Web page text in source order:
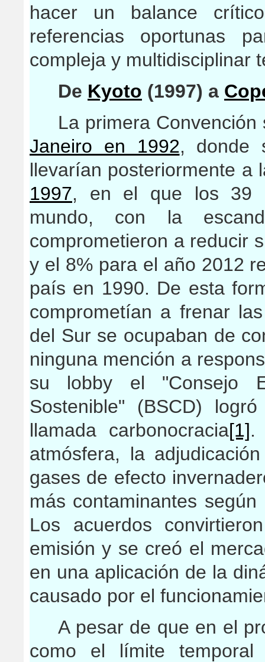
hacer un balance
referencias oportunas
compleja y multidisciplinar
De Kyoto (1997) a
La primera
Janeiro en 1992, donde
llevarían posteriormente a
1997, en el que los 39
mundo, con la
comprometieron a reducir
y el 8% para el año 2012
país en 1990. De esta
comprometían a frenar
del Sur se ocupaban de
ninguna mención a
su lobby el "Consejo
Sostenible" (BSCD)
llamada carbonocracia[1].
atmósfera, la
gases de efecto
más contaminantes
Los acuerdos
emisión y se creó el
en una aplicación de la
causado por el
A pesar de que en el
como el límite temporal